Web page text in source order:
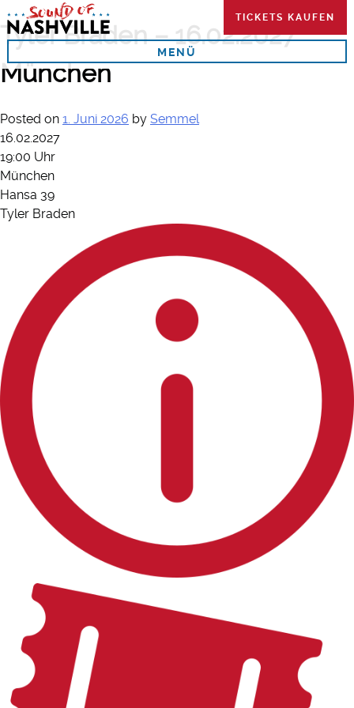
to
content
MENÜ
TICKETS KAUFEN
Tyler Braden – 16.02.2027
München
Posted on 1. Juni 2026 by Semmel
16.02.2027
19:00 Uhr
München
Hansa 39
Tyler Braden